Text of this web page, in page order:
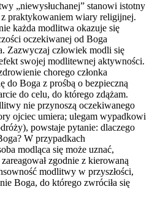
„niewysłuchanej” stanowi istotny
praktykowaniem wiary religijnej.
każda modlitwa okazuje się
oczekiwanej od Boga
Zazwyczaj człowiek modli się
swojej modlitewnej aktywności.
chorego członka
do Boga z prośbą o bezpieczną
do celu, do którego zdążam.
nie przynoszą oczekiwanego
ojciec umiera; ulegam wypadkowi
powstaje pytanie: dlaczego
W przypadkach
modląca się może uznać,
zgodnie z kierowaną
modlitwy w przyszłości,
Boga, do którego zwróciła się